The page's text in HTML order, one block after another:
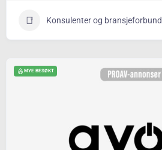
Konsulenter og bransjeforbund
MYE BESØKT